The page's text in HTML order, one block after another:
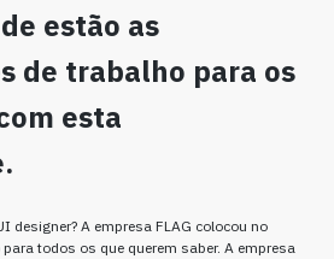
estão as
de trabalho para os
esta
designer? A empresa FLAG colocou no
todos os que querem saber. A empresa